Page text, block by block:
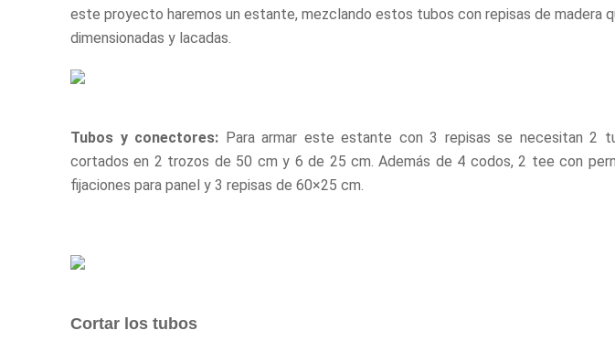
este proyecto haremos un estante, mezclando estos tubos con repisas de madera
dimensionadas y lacadas.
Tubos y conectores: Para armar este estante con 3 repisas se necesitan 2
cortados en 2 trozos de 50 cm y 6 de 25 cm. Además de 4 codos, 2 tee con
fijaciones para panel y 3 repisas de 60×25 cm.
Cortar los tubos